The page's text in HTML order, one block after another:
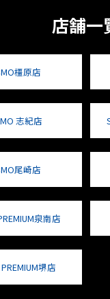
店舗一
橿原店
志紀店
尾崎店
泉南店
堺店